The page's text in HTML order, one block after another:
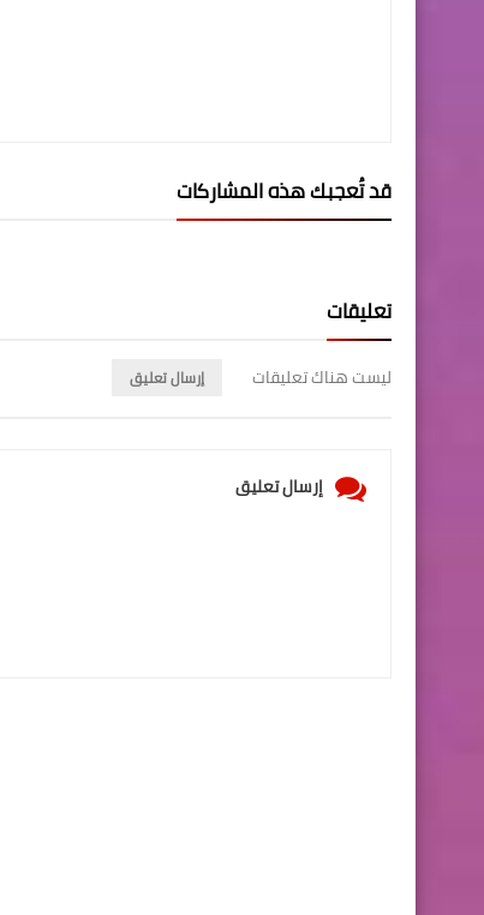
قد تُعجبك هذه المشاركات
تعليقات
ليست هناك تعليقات إرسال تعليق
إرسال تعليق